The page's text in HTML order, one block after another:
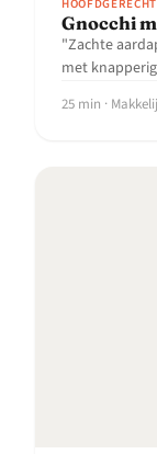
HOOFDGERECHT
Gnocchi
"Zachte
met
25 min ·